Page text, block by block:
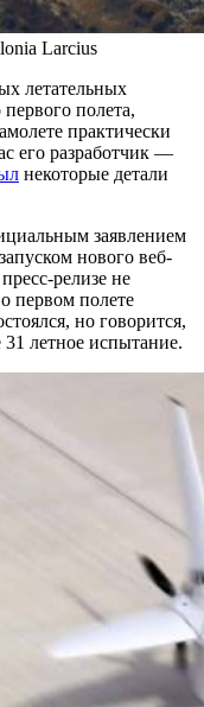
Larcius
летательных
полета,
практически
его разработчик —
некоторые детали
заявлением
нового веб-
релизе не
первом полете
но говорится,
летное испытание.